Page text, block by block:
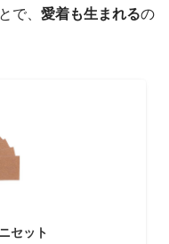
で、 愛着も生まれるの
セット